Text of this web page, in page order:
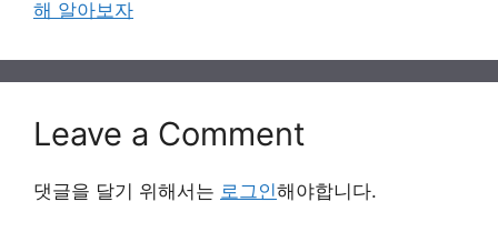
해 알아보자
Leave a Comment
댓글을 달기 위해서는 로그인해야합니다.